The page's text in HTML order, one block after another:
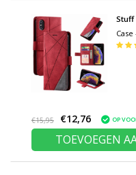
€15,95 €12,76 OP
TOEVOEGEN